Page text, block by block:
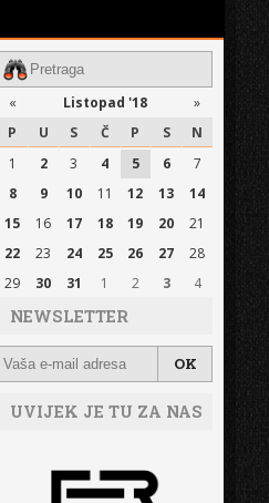
« Listopad '18
»
P
U S Č P S
N
1
2 3 4 5 6
7
8
9 10 11 12 13
14
15
16 17 18 19 20
21
22
23 24 25 26 27
28
29
30 31 1 2 3 4
NEWSLETTER
UVIJEK JE TU ZA NAS